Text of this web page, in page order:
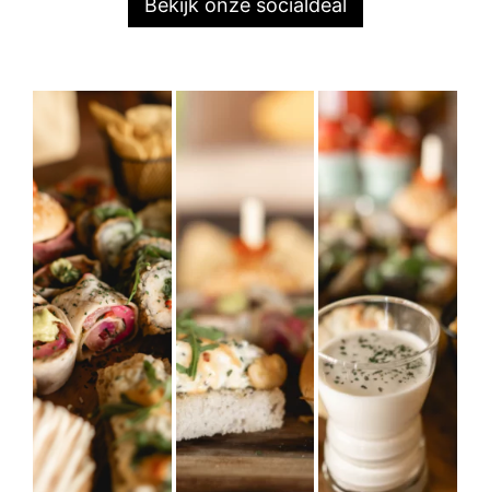
Bekijk onze socialdeal